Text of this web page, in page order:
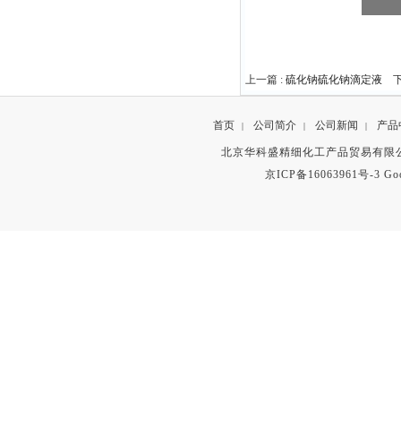
上一篇 : 硫化钠硫化钠滴定液
首页 | 公司简介 | 公司新闻 | 产品
北京华科盛精细化工产品贸易有
京ICP备16063961号-3